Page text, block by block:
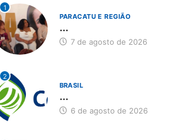
1
PARACATU E REGIÃO
...
7 de agosto de 2026
2
BRASIL
...
6 de agosto de 2026